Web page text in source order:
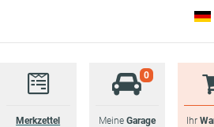
Merkzettel
0
MeineGarage Ihr